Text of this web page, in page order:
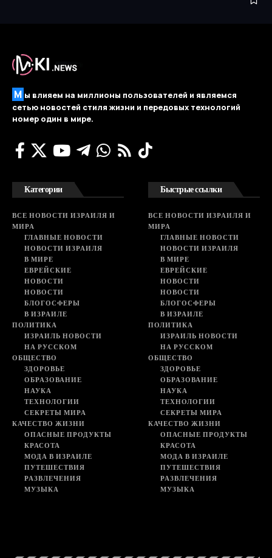
М ы влияем на миллионы пользователей и являемся
сетью новостей стиля жизни и передовых технологий
номер один в мире.
Категории
ВСЕ НОВОСТИ ИЗРАИЛЯ И
МИРА
ГЛАВНЫЕ НОВОСТИ
НОВОСТИ ИЗРАИЛЯ
В МИРЕ
ЕВРЕЙСКИЕ
НОВОСТИ
НОВОСТИ
БЛОГОСФЕРЫ
В ИЗРАИЛЕ
ПОЛИТИКА
ИЗРАИЛЬ НОВОСТИ
НА РУССКОМ
ОБЩЕСТВО
ЗДОРОВЬЕ
ОБРАЗОВАНИЕ
НАУКА
ТЕХНОЛОГИИ
СЕКРЕТЫ МИРА
КАЧЕСТВО ЖИЗНИ
ОПАСНЫЕ ПРОДУКТЫ
КРАСОТА
МОДА В ИЗРАИЛЕ
ПУТЕШЕСТВИЯ
РАЗВЛЕЧЕНИЯ
МУЗЫКА
Быстрые ссылки
ВСЕ НОВОСТИ ИЗРАИЛЯ И
МИРА
ГЛАВНЫЕ НОВОСТИ
НОВОСТИ ИЗРАИЛЯ
В МИРЕ
ЕВРЕЙСКИЕ
НОВОСТИ
НОВОСТИ
БЛОГОСФЕРЫ
В ИЗРАИЛЕ
ПОЛИТИКА
ИЗРАИЛЬ НОВОСТИ
НА РУССКОМ
ОБЩЕСТВО
ЗДОРОВЬЕ
ОБРАЗОВАНИЕ
НАУКА
ТЕХНОЛОГИИ
СЕКРЕТЫ МИРА
КАЧЕСТВО ЖИЗНИ
ОПАСНЫЕ ПРОДУКТЫ
КРАСОТА
МОДА В ИЗРАИЛЕ
ПУТЕШЕСТВИЯ
РАЗВЛЕЧЕНИЯ
МУЗЫКА